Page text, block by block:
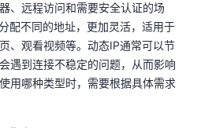
、远程访问和需要安全认证的场
配不同的地址，更加灵活，适用于
、观看视频等。动态IP通常可以节
遇到连接不稳定的问题，从而影响
用哪种类型时，需要根据具体需求